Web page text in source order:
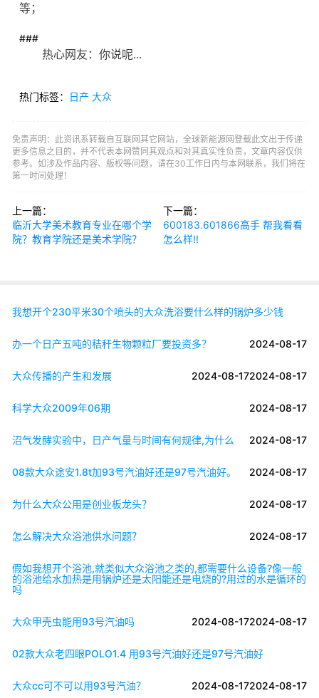
等；
###
热心网友：你说呢...
热门标签： 日产 大众
免责声明：此资讯系转载自互联网其它网站，全球新能源网登载此文出于传递
更多信息之目的，并不代表本网赞同其观点和对其真实性负责，文章内容仅供
参考。如涉及作品内容、版权等问题，请在30工作日内与本网联系，我们将在
第一时间处理！
上一篇：
临沂大学美术教育专业在哪个学
院？教育学院还是美术学院？
下一篇：
600183.601866高手 帮我看看
怎么样!!
我想开个230平米30个喷头的大众洗浴要什么样的锅炉多少钱
2024-08-17
办一个日产五吨的秸秆生物颗粒厂要投资多？
2024-08-17
大众传播的产生和发展 2024-08-17
科学大众2009年06期 2024-08-17
沼气发酵实验中，日产气量与时间有何规律,为什么 2024-08-17
08款大众途安1.8t加93号汽油好还是97号汽油好。 2024-08-17
为什么大众公用是创业板龙头？ 2024-08-17
怎么解决大众浴池供水问题？ 2024-08-17
假如我想开个浴池,就类似大众浴池之类的,都需要什么设备?像一般
的浴池给水加热是用锅炉还是太阳能还是电烧的?用过的水是循环的
吗
2024-08-17
大众甲壳虫能用93号汽油吗 2024-08-17
02款大众老四眼POLO1.4 用93号汽油好还是97号汽油好
2024-08-17
大众cc可不可以用93号汽油？ 2024-08-17